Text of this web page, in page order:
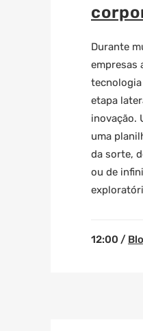
Durante
empresas
etapa
inovação.
uma
da sorte,
ou de
12:00 /